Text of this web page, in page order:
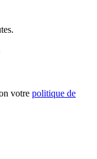
votre politique de